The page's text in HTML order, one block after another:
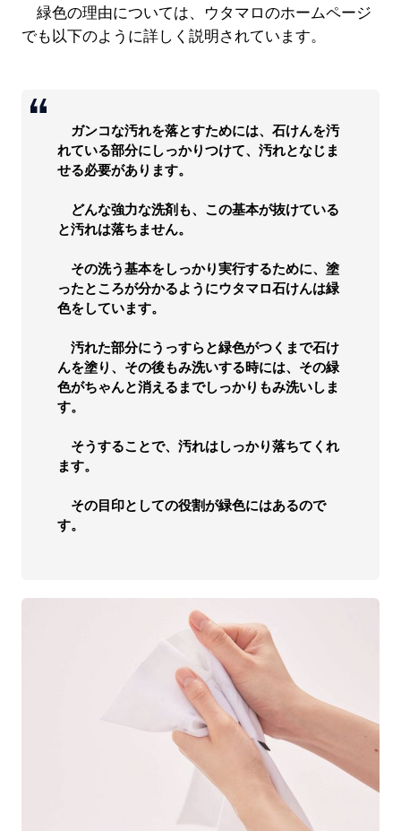
緑色の理由については、ウタマロのホームページ
でも以下のように詳しく説明されています。
ガンコな汚れを落とすためには、石けんを汚
れている部分にしっかりつけて、汚れとなじま
せる必要があります。
どんな強力な洗剤も、この基本が抜けている
と汚れは落ちません。
その洗う基本をしっかり実行するために、塗
ったところが分かるようにウタマロ石けんは緑
色をしています。
汚れた部分にうっすらと緑色がつくまで石け
んを塗り、その後もみ洗いする時には、その緑
色がちゃんと消えるまでしっかりもみ洗いしま
す。
そうすることで、汚れはしっかり落ちてくれ
ます。
その目印としての役割が緑色にはあるので
す。